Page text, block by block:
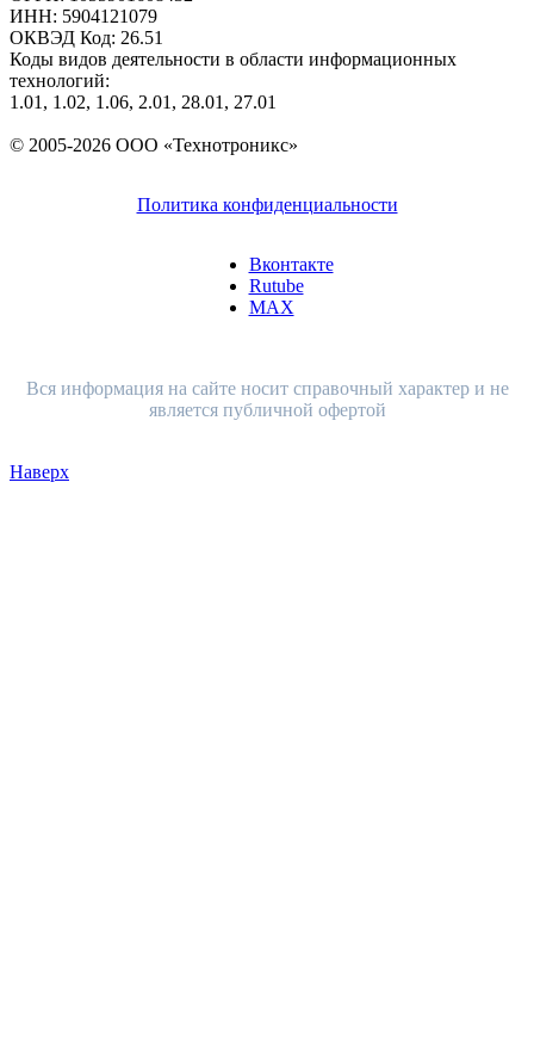
ИНН: 5904121079
ОКВЭД Код: 26.51
Коды видов деятельности в области информационных
технологий:
1.01, 1.02, 1.06, 2.01, 28.01, 27.01
© 2005-2026 ООО «Технотроникс»
Политика конфиденциальности
Вконтакте
Rutube
MAX
Вся информация на сайте носит справочный характер и не
является публичной офертой
Наверх